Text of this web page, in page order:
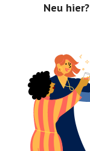
Neu hier?